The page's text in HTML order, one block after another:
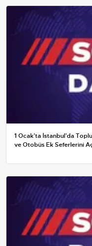
1 Ocak'ta İstanbul'da
ve Otobüs Ek Seferlerini